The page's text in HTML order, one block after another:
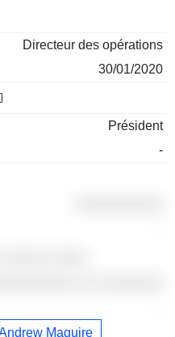
Directeur des opérations
30/01/2020
Président
-
Maguire